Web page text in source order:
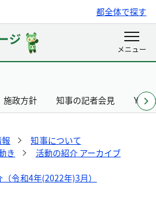
都全体で探す
施政方針 知事の記者会見
知事について
き
活動の紹介 アーカイブ
令和4年(2022年)3月）